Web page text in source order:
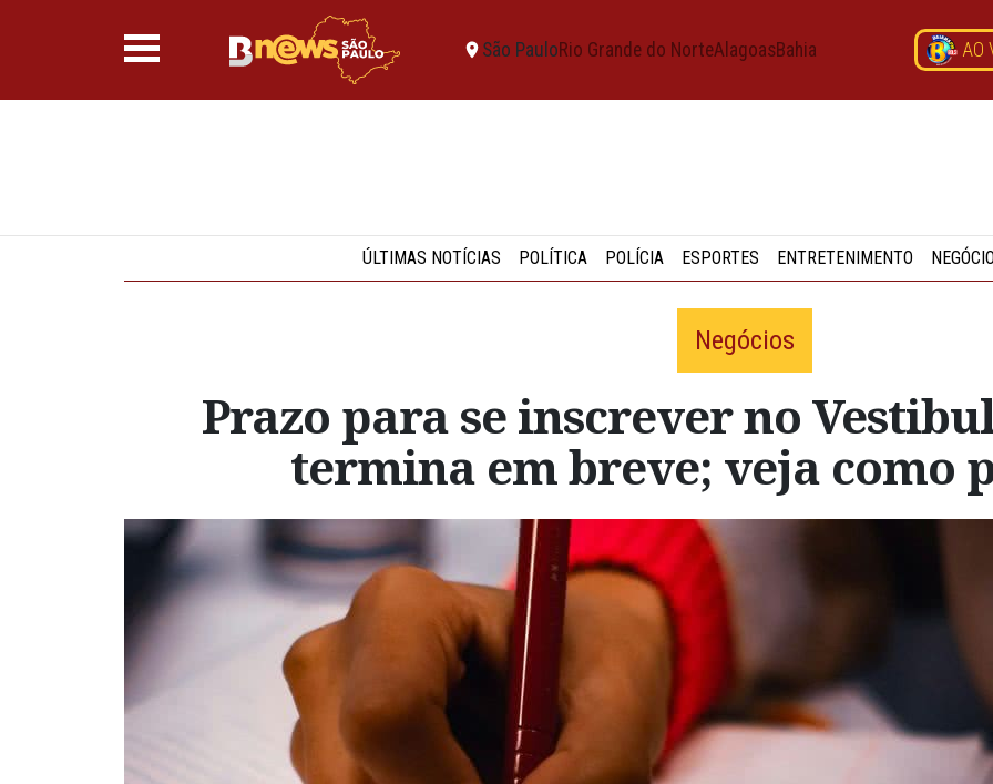
São PauloRio Grande do NorteAlagoasBahia AO
ÚLTIMAS NOTÍCIAS POLÍTICA POLÍCIA ESPORTES ENTRETENIMENTO
Negócios
Prazo para se inscrever no
termina em breve; veja como